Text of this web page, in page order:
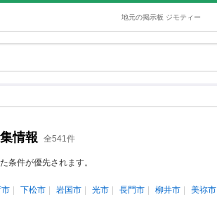
地元の掲示板 ジモティー
情報 全541件
条件が優先されます。
下松市 岩国市 光市 長門市 柳井市 美祢市